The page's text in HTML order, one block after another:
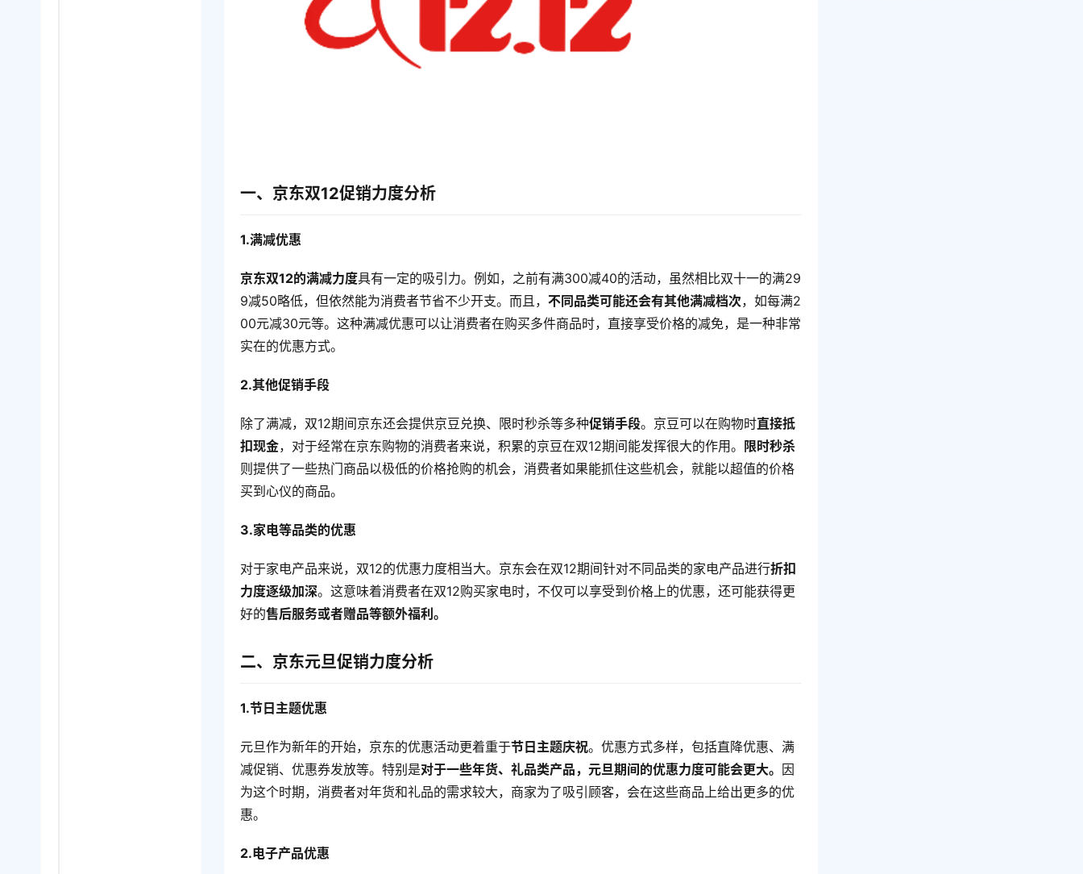
一、京东双12促销力度分析
1.满减优惠
京东双12的满减力度具有一定的吸引力。例如，之前有满300减40的活动，虽然相比双十一的满29
9减50略低，但依然能为消费者节省不少开支。而且，不同品类可能还会有其他满减档次，如每满2
00元减30元等。这种满减优惠可以让消费者在购买多件商品时，直接享受价格的减免，是一种非常
实在的优惠方式。
2.其他促销手段
除了满减，双12期间京东还会提供京豆兑换、限时秒杀等多种促销手段。京豆可以在购物时直接抵
扣现金，对于经常在京东购物的消费者来说，积累的京豆在双12期间能发挥很大的作用。 限时秒杀
则提供了一些热门商品以极低的价格抢购的机会，消费者如果能抓住这些机会，就能以超值的价格
买到心仪的商品。
3.家电等品类的优惠
对于家电产品来说，双12的优惠力度相当大。京东会在双12期间针对不同品类的家电产品进行折扣
力度逐级加深。这意味着消费者在双12购买家电时，不仅可以享受到价格上的优惠，还可能获得更
好的售后服务或者赠品等额外福利。
二、京东元旦促销力度分析
1.节日主题优惠
元旦作为新年的开始，京东的优惠活动更着重于节日主题庆祝。优惠方式多样，包括直降优惠、满
减促销、优惠券发放等。特别是对于一些年货、礼品类产品，元旦期间的优惠力度可能会更大。 因
为这个时期，消费者对年货和礼品的需求较大，商家为了吸引顾客，会在这些商品上给出更多的优
惠。
2.电子产品优惠